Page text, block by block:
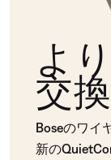
よ
交換
Boseのワイ
新の